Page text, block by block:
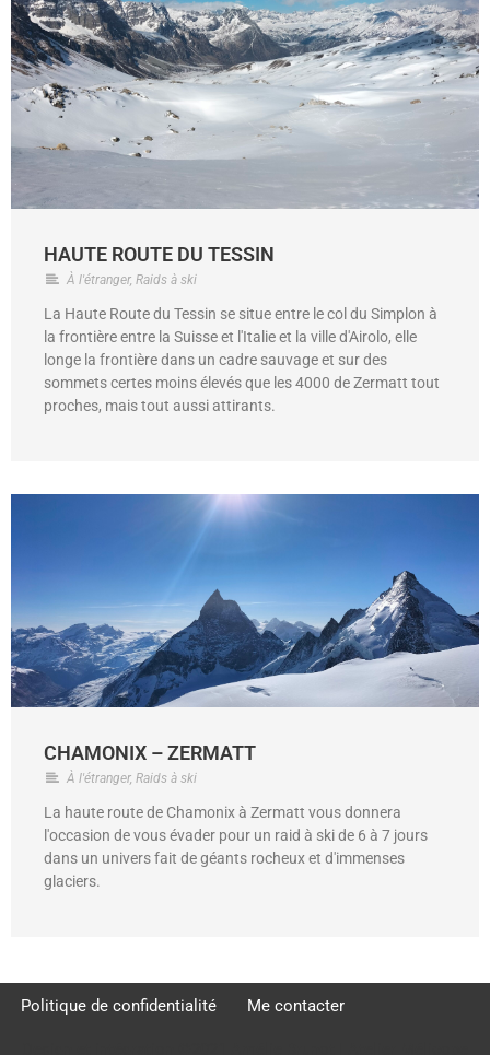
HAUTE ROUTE DU TESSIN
À l'étranger,Raids à ski
La Haute Route du Tessin se situe entre le col du Simplon à
la frontière entre la Suisse et l'Italie et la ville d'Airolo, elle
longe la frontière dans un cadre sauvage et sur des
sommets certes moins élevés que les 4000 de Zermatt tout
proches, mais tout aussi attirants.
CHAMONIX – ZERMATT
À l'étranger,Raids à ski
La haute route de Chamonix à Zermatt vous donnera
l'occasion de vous évader pour un raid à ski de 6 à 7 jours
dans un univers fait de géants rocheux et d'immenses
glaciers.
Politique de confidentialité Me contacter